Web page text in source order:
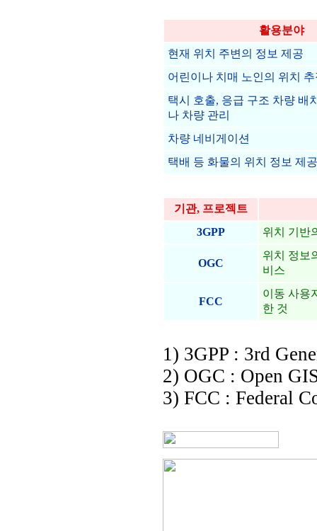
활용분야
현재 위치 주변의 정보 제공
어린이나 치매 노인의 위치 추
택시 호출, 응급 구조 차량 배
나 차량 관리
차량 네비게이션
택배 등 화물의 위치 정보 제공
기관, 프로젝트
3GPP
위치 기반
OGC
위치 정보
비스
FCC
이동 사용
한 것
1) 3GPP : 3rd
2) OGC : Open
3) FCC : Federal